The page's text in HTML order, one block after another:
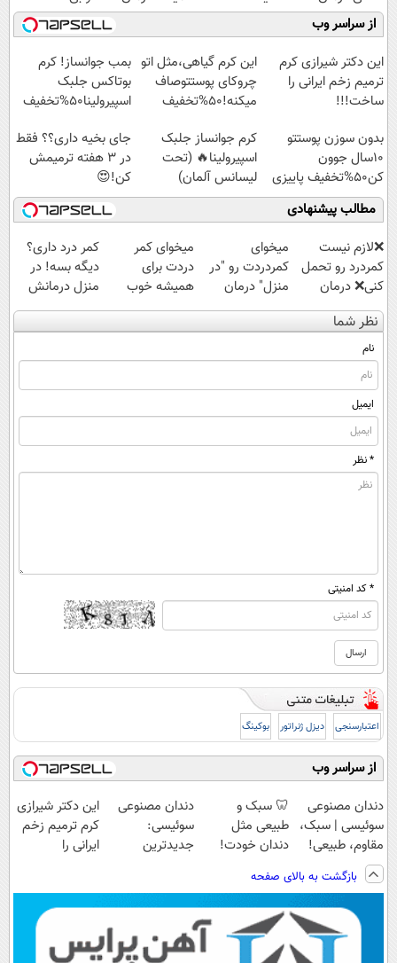
کنید!
◗پرسش‌نامه◖
موثر(تخفیف تا
امشب)
کن!
◗پرسش‌نامه◖
میلیاردر شد.
آموزش رایگان
از سراسر وب
این دکتر شیرازی کرم
ترمیم زخم ایرانی را
ساخت!!!
این کرم گیاهی،مثل اتو
چروکای پوستتوصاف
میکنه!50%تخفیف
بمب جوانساز! کرم
بوتاکس جلبک
اسپیرولینا50%تخفیف
بدون سوزن پوستتو
10سال جوون
کن50%تخفیف پاییزی
کرم جوانساز جلبک
اسپیرولینا🔥 (تحت
لیسانس آلمان)
جای بخیه داری؟؟ فقط
در 3 هفته ترمیمش
کن!😍
مطالب پیشنهادی
❌لازم نیست
کمردرد رو تحمل
کنی❌ درمان
بدون جراحی و
قرص
(پرسشنامه)
میخوای
کمردردت رو "در
منزل" درمان
کنی؟ (◂فیلم +
◂پرسش‌نامه)
میخوای کمر
دردت برای
همیشه خوب
شه؟ ◀
پرسش‌نامه رو پر
کمر درد داری؟
دیگه بسه! در
منزل درمانش
کن
(◀پرسش‌نامه)
نظر شما
نام
ایمیل
* نظر
* کد امنیتی
اعتبارسنجی دیزل ژنراتور بوکینگ
از سراسر وب
دندان مصنوعی
سوئیسی | سبک،
مقاوم، طبیعی!
ویزیت
رایگان+پرداخت
اقساطی😍
🦷 سبک و
طبیعی مثل
دندان خودت!
پرداخت اقساطی
💳 📍 تهران
دندان مصنوعی
سوئیسی:
جدیدترین
پرداخت قسطی
این دکتر شیرازی
کرم ترمیم زخم
ایرانی را
بازگشت به بالای صفحه